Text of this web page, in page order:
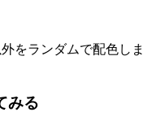
をランダムで配色しま
みる